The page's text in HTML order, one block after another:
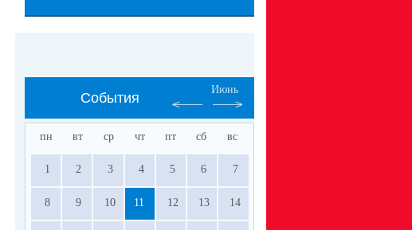
События
Июнь
пн вт ср чт пт сб вс
1 2 3 4 5 6 7
8 9 10 11 12 13 14